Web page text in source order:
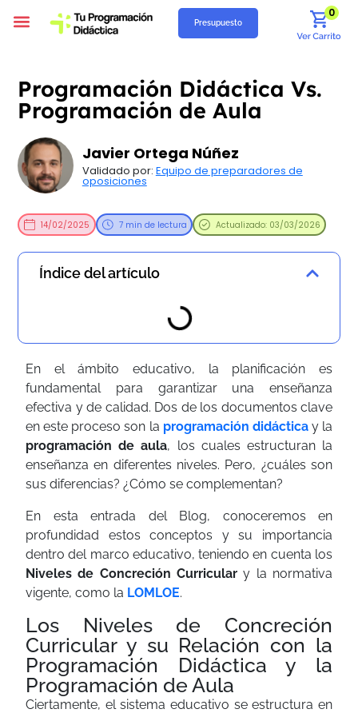
Presupuesto
0
Programación Didáctica Vs.
Programación de Aula
Javier Ortega Núñez
Validado por: Equipo de preparadores de
oposiciones
14/02/2025 7 min de lectura Actualizado: 03/03/2026
Índice del artículo
En el ámbito educativo, la planificación es
fundamental para garantizar una enseñanza
efectiva y de calidad. Dos de los documentos clave
en este proceso son la programación didácticay la
programación de aula, los cuales estructuran la
enseñanza en diferentes niveles. Pero, ¿cuáles son
sus diferencias? ¿Cómo se complementan?
En esta entrada del Blog, conoceremos en
profundidad estos conceptos y su importancia
dentro del marco educativo, teniendo en cuenta los
Niveles de Concreción Curricular y la normativa
vigente, como la LOMLOE.
Los Niveles de Concreción
Curricular y su Relación con la
Programación Didáctica y la
Programación de Aula
Ciertamente, el sistema educativo se estructura en